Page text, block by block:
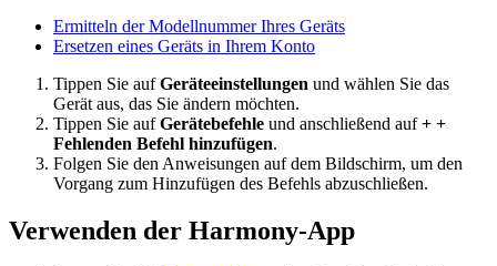
Ermitteln der Modellnummer Ihres Geräts
Ersetzen eines Geräts in Ihrem Konto
Tippen Sie aufGeräteeinstellungen und wählen Sie das
Gerät aus, das Sie ändern möchten.
Tippen Sie aufGerätebefehle und anschließend auf+ +
Fehlenden Befehl hinzufügen.
Folgen Sie den Anweisungen auf dem Bildschirm, um den
Vorgang zum Hinzufügen des Befehls abzuschließen.
Verwenden der Harmony-App